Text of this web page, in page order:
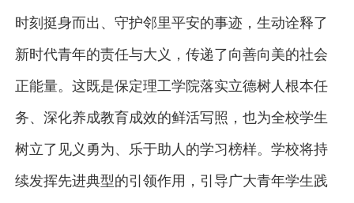
时刻挺身而出、守护邻里平安的事迹，生动诠释了
新时代青年的责任与大义，传递了向善向美的社会
正能量。这既是保定理工学院落实立德树人根本任
务、深化养成教育成效的鲜活写照，也为全校学生
树立了见义勇为、乐于助人的学习榜样。学校将持
续发挥先进典型的引领作用，引导广大青年学生践